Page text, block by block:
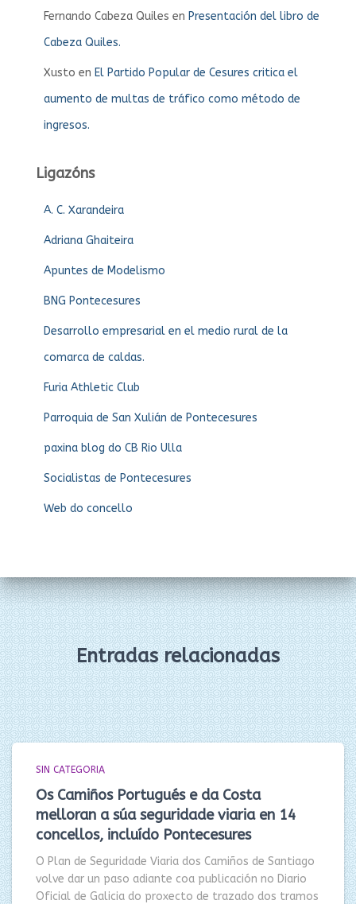
Fernando Cabeza Quiles en Presentación del libro de
Cabeza Quiles.
Xusto en El Partido Popular de Cesures critica el
aumento de multas de tráfico como método de
ingresos.
Ligazóns
A. C. Xarandeira
Adriana Ghaiteira
Apuntes de Modelismo
BNG Pontecesures
Desarrollo empresarial en el medio rural de la
comarca de caldas.
Furia Athletic Club
Parroquia de San Xulián de Pontecesures
paxina blog do CB Rio Ulla
Socialistas de Pontecesures
Web do concello
Entradas relacionadas
SIN CATEGORIA
Os Camiños Portugués e da Costa
melloran a súa seguridade viaria en 14
concellos, incluído Pontecesures
O Plan de Seguridade Viaria dos Camiños de Santiago
volve dar un paso adiante coa publicación no Diario
Oficial de Galicia do proxecto de trazado dos tramos